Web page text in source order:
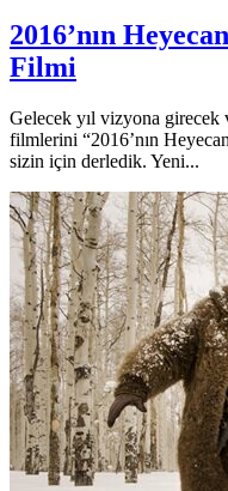
2016’nın
Filmi
Gelecek yıl vizyona girecek
filmlerini “2016’nın
sizin için derledik. Yeni...